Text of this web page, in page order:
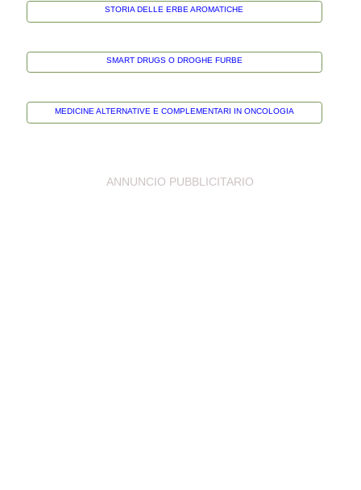
STORIA DELLE ERBE AROMATICHE
SMART DRUGS O DROGHE FURBE
MEDICINE ALTERNATIVE E COMPLEMENTARI IN ONCOLOGIA
ANNUNCIO PUBBLICITARIO